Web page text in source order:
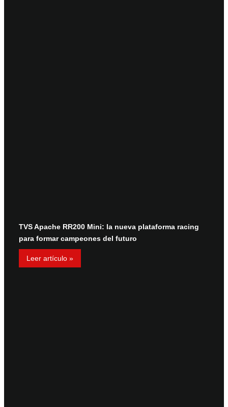
TVS Apache RR200 Mini: la nueva plataforma racing
para formar campeones del futuro
Leer artículo »